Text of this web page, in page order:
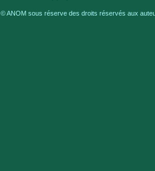
© ANOM sous réserve des droits réservés aux